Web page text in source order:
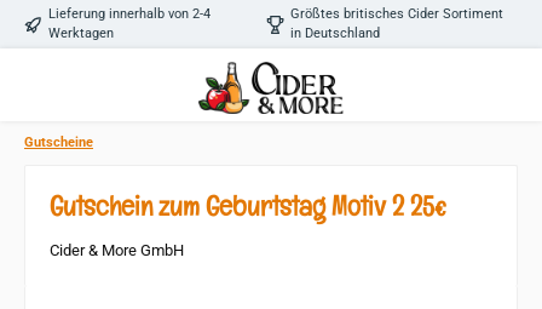
Zum Hauptinhalt springen
Lieferung innerhalb von 2-4
Werktagen
Größtes britisches Cider Sortiment
in Deutschland
Gutscheine
Gutschein zum Geburtstag Motiv 2 25€
Cider & More GmbH